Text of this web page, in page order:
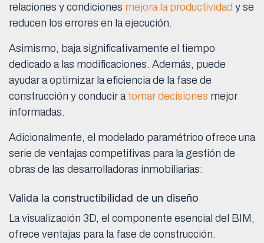
relaciones y condiciones mejora la productividad y se
reducen los errores en la ejecución.
Asimismo, baja significativamente el tiempo
dedicado a las modificaciones. Además, puede
ayudar a optimizar la eficiencia de la fase de
construcción y conducir a tomar decisiones mejor
informadas.
Adicionalmente, el modelado paramétrico ofrece una
serie de ventajas competitivas para la gestión de
obras de las desarrolladoras inmobiliarias:
Valida la constructibilidad de un diseño
La visualización 3D, el componente esencial del BIM,
ofrece ventajas para la fase de construcción.